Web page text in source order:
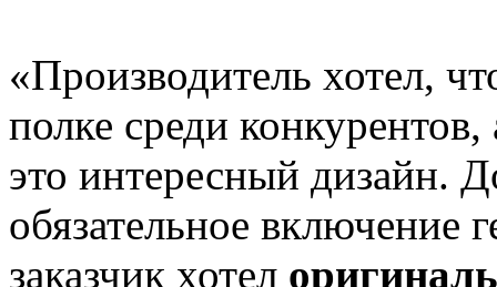
«Производитель хотел,
полке среди
это интересный дизайн.
обязательное включение
заказчик хотел